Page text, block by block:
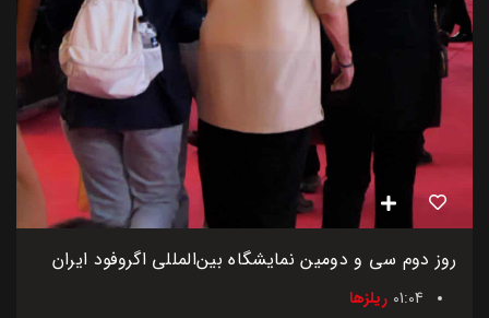
روز دوم سی و دومین نمایشگاه بین‌المللی اگروفود ایران
01:04 ریلزها